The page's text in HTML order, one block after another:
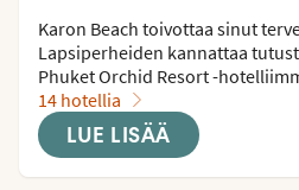
Karon Beach toivottaa sinut
Lapsiperheiden kannattaa
Phuket Orchid Resort -
14 hotellia
LUE LISÄÄ